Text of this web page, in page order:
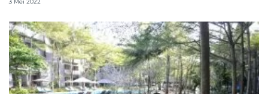
3 Mei 2022